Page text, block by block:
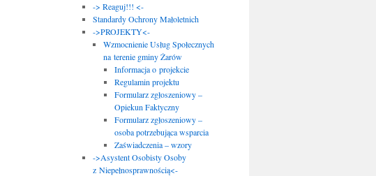
-> Reaguj!!! <-
Standardy Ochrony Małoletnich
->PROJEKTY<-
Wzmocnienie Usług Społecznych
na terenie gminy Żarów
Informacja o projekcie
Regulamin projektu
Formularz zgłoszeniowy –
Opiekun Faktyczny
Formularz zgłoszeniowy –
osoba potrzebująca wsparcia
Zaświadczenia – wzory
->Asystent Osobisty Osoby
z Niepełnosprawnością<-